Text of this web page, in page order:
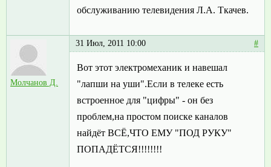
обслуживанию телевидения Л.А. Ткачев.
Молчанов Д.
31 Июл, 2011 10:00 #
Вот этот электромеханик и навешал
"лапши на уши".Если в телеке есть
встроенное для "цифры" - он без
проблем,на простом поиске каналов
найдёт ВСЁ,ЧТО ЕМУ "ПОД РУКУ"
ПОПАДЁТСЯ!!!!!!!!